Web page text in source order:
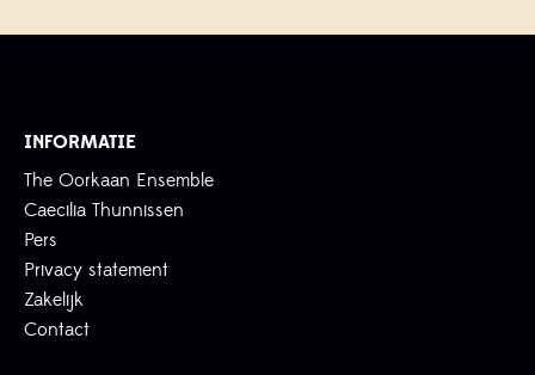
INFORMATIE
The Oorkaan Ensemble
Caecilia Thunnissen
Pers
Privacy statement
Zakelijk
Contact